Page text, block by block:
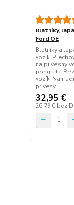
Blatníky,
Ford OE
Blatníky a
vozik.
na privesny
pongratz.
vozík.
privesy
32,95 €
26,79 € bez